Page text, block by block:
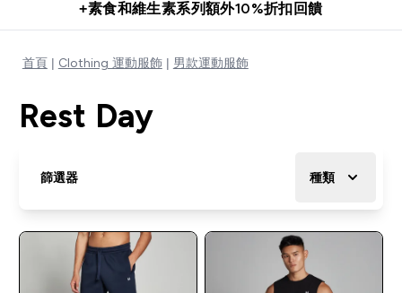
+素食和維生素系列額外10%折扣回饋
首頁 Clothing 運動服飾 男款運動服飾
Rest Day
篩選器 種類